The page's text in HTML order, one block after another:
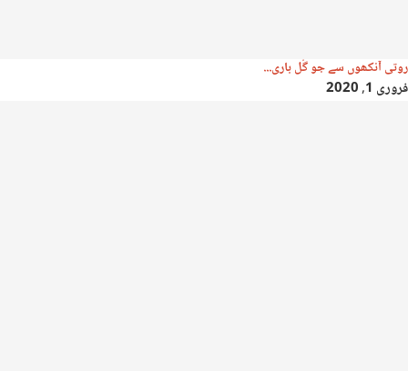
روتی آنکھوں سے جو گُل باری...
فروری 1, 2020